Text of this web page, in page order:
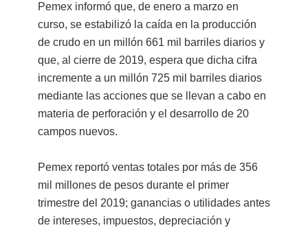
Pemex informó que, de enero a marzo en
curso, se estabilizó la caída en la producción
de crudo en un millón 661 mil barriles diarios y
que, al cierre de 2019, espera que dicha cifra
incremente a un millón 725 mil barriles diarios
mediante las acciones que se llevan a cabo en
materia de perforación y el desarrollo de 20
campos nuevos.
Pemex reportó ventas totales por más de 356
mil millones de pesos durante el primer
trimestre del 2019; ganancias o utilidades antes
de intereses, impuestos, depreciación y